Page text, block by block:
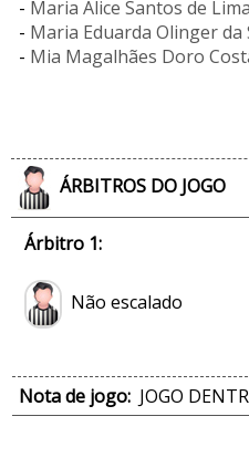
- Maria Alice Santos de Lima
- Maria Eduarda Olinger da
- Mia Magalhães Doro
ÁRBITROS DO JOGO
Árbitro 1:
Não escalado
Nota de jogo: JOGO